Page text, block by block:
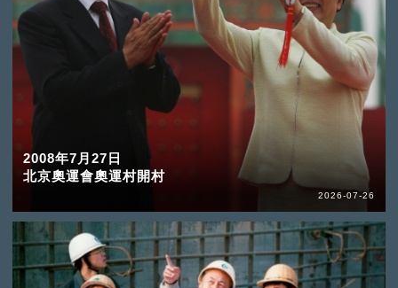
2008年7月27日
北京奧運會奧運村開村
2026-07-26